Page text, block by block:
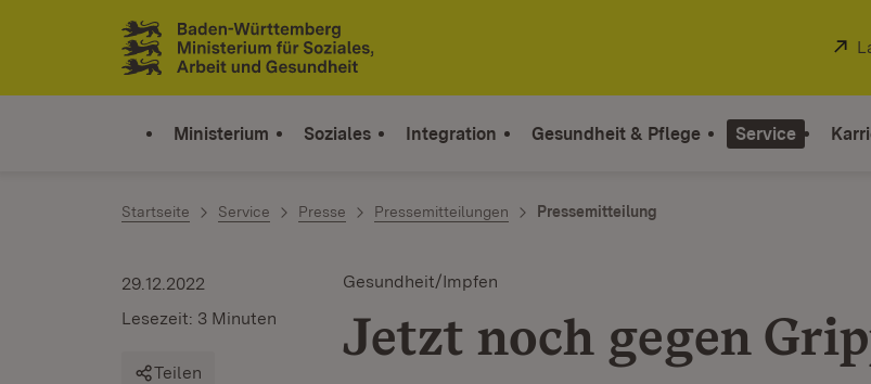
Zum Inhalt springen
Link zur Startseite
Ministerium Soziales Integration Gesundheit & Pflege Service
Startseite Service Presse Pressemitteilungen Pressemitteilung
Gesundheit/Impfen
Jetzt noch gegen
29.12.2022
Lesezeit: 3 Minuten
Teilen